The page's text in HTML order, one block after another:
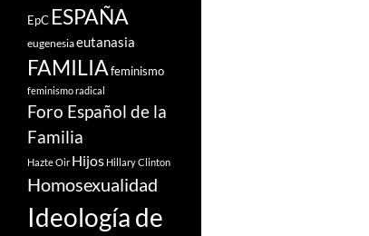
EpC ESPAÑA
eugenesiaeutanasia
FAMILIAfeminismo
feminismo radical
Foro Español de la
Familia
Hazte Oir Hijos Hillary Clinton
Homosexualidad
Ideología de